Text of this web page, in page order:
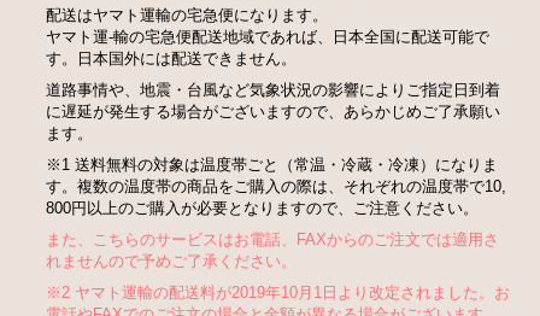
配送はヤマト運輸の宅急便になります。
ヤマト運-輸の宅急便配送地域であれば、日本全国に配送可能で
す。日本国外には配送できません。
道路事情や、地震・台風など気象状況の影響によりご指定日到着
に遅延が発生する場合がございますので、あらかじめご了承願い
ます。
※1 送料無料の対象は温度帯ごと（常温・冷蔵・冷凍）になりま
す。複数の温度帯の商品をご購入の際は、それぞれの温度帯で10,
800円以上のご購入が必要となりますので、ご注意ください。
また、こちらのサービスはお電話、FAXからのご注文では適用さ
れませんので予めご了承ください。
※2 ヤマト運輸の配送料が2019年10月1日より改定されました。お